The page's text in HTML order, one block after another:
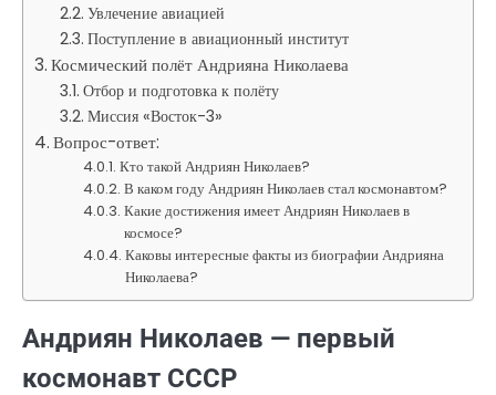
Увлечение авиацией
Поступление в авиационный институт
Космический полёт Андрияна Николаева
Отбор и подготовка к полёту
Миссия «Восток-3»
Вопрос-ответ:
Кто такой Андриян Николаев?
В каком году Андриян Николаев стал космонавтом?
Какие достижения имеет Андриян Николаев в
космосе?
Каковы интересные факты из биографии Андрияна
Николаева?
Андриян Николаев — первый
космонавт СССР